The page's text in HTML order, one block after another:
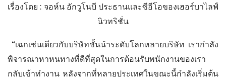
เรื่องโดย : จอห์น อักวูโนบี ประธานและซีอีโอของเฮอร์บาไลฟ์
นิวทริชั่น
“เฉกเช่นเดียวกับบริษัทชั้นนำระดับโลกหลายบริษัท เรากำลัง
พิจารณาหาหนทางที่ดีที่สุดในการต้อนรับพนักงานของเรา
กลับเข้าทำงาน หลังจากที่หลายประเทศในขณะนี้กำลังเริ่มต้น